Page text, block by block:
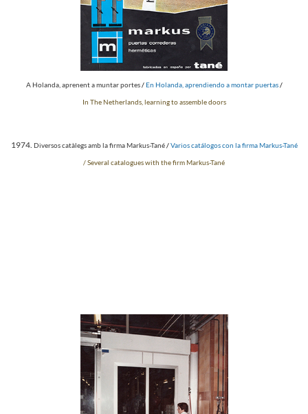
A Holanda, aprenent a muntar portes/En Holanda, aprendiendo a montar puertas/
In The Netherlands, learning to assemble doors
1974. Diversos catàlegs amb la firma Markus-Tané/Varios catálogos con la firma Markus-Tané
/ Several catalogues with the firm Markus-Tané